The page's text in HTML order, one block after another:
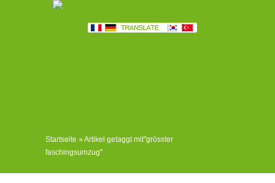
Startseite »Artikel getaggt mit"grösster
faschingsumzug"